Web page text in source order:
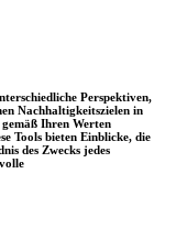
Perspektiven,
Nachhaltigkeitszielen in
Ihren Werten
Tools bieten Einblicke, die
des Zwecks jedes